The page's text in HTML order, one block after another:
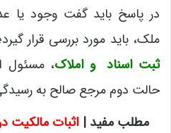
در پاسخ باید گفت وجود یا
ملک، باید مورد بررسی قرار
ثبت اسناد و املاک، مسئول
حالت دوم مرجع صالح به
مطلب مفید | اثبات مالکیت